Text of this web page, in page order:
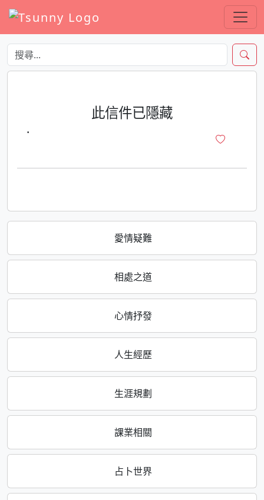
愛情疑難
相處之道
心情抒發
人生經歷
生涯規劃
課業相關
占卜世界
此信件已隱藏
·